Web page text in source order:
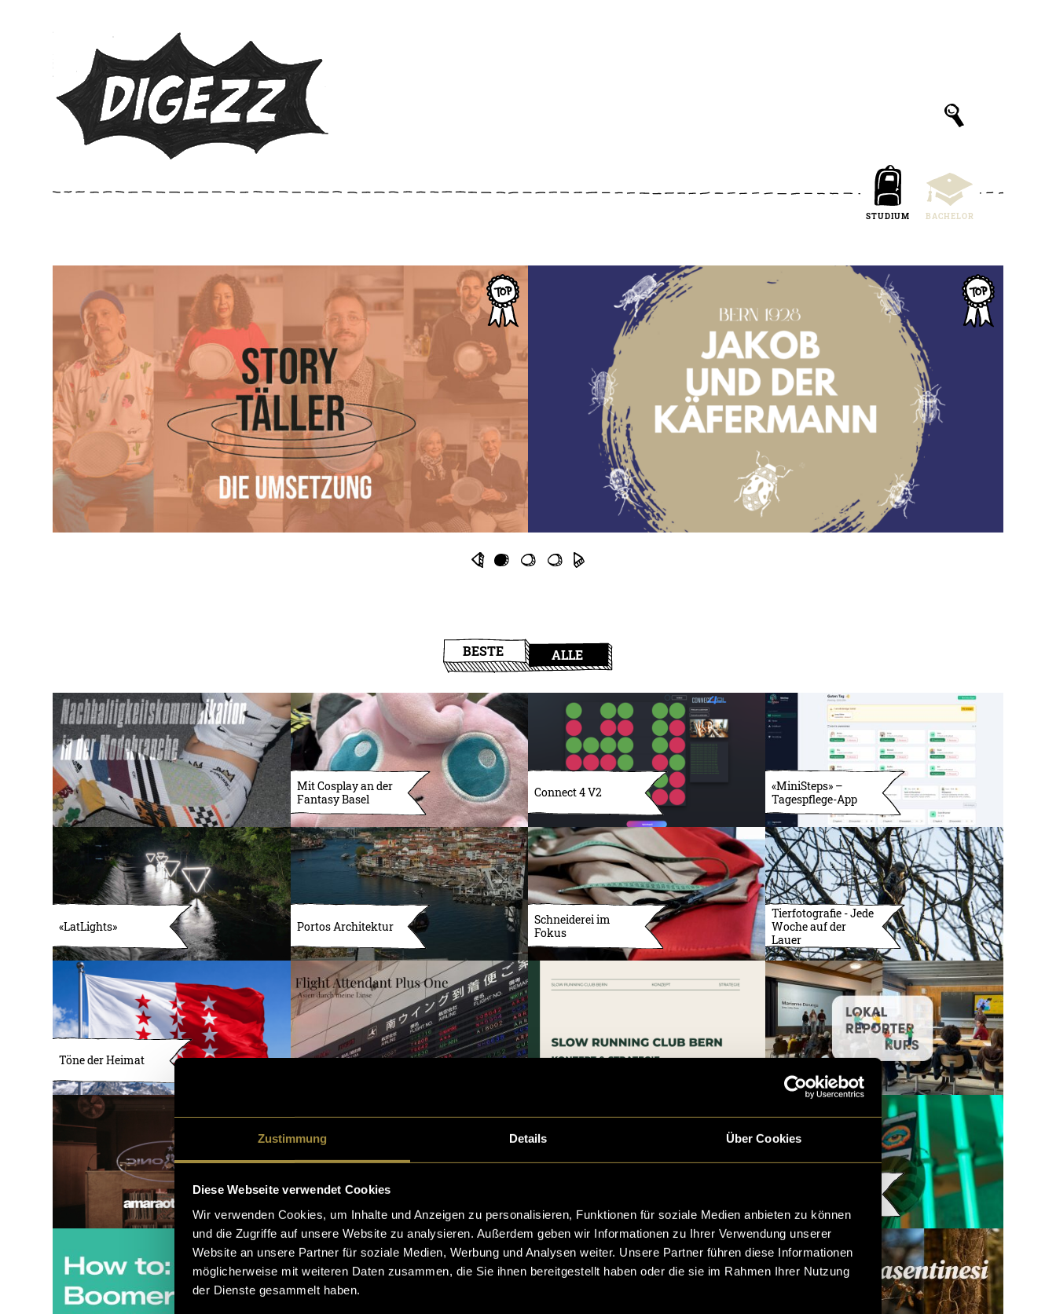
Zustimmung Details Über Cookies
Diese Webseite verwendet Cookies
Wir verwenden Cookies, um Inhalte und Anzeigen zu personalisieren, Funktionen für soziale Medien anbieten zu können
und die Zugriffe auf unsere Website zu analysieren. Außerdem geben wir Informationen zu Ihrer Verwendung unserer
Website an unsere Partner für soziale Medien, Werbung und Analysen weiter. Unsere Partner führen diese Informationen
möglicherweise mit weiteren Daten zusammen, die Sie ihnen bereitgestellt haben oder die sie im Rahmen Ihrer Nutzung
der Dienste gesammelt haben.
STUDIUM BACHELOR
BESTE ALLE
Mit Cosplay an der
Fantasy Basel
Connect 4 V2
«MiniSteps» –
Tagespflege-App
«LatLights» Portos Architektur
Schneiderei im
Fokus
Tierfotografie - Jede
Woche auf der
Lauer
Töne der Heimat